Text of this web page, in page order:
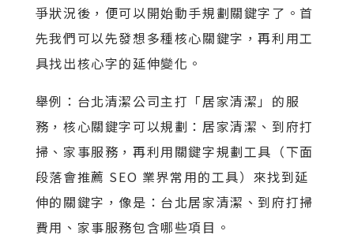
爭狀況後，便可以開始動手規劃關鍵字了。首
先我們可以先發想多種核心關鍵字，再利用工
具找出核心字的延伸變化。
舉例：台北清潔公司主打「居家清潔」的服
務，核心關鍵字可以規劃：居家清潔、到府打
掃、家事服務，再利用關鍵字規劃工具（下面
段落會推薦 SEO 業界常用的工具）來找到延
伸的關鍵字，像是：台北居家清潔、到府打掃
費用、家事服務包含哪些項目。